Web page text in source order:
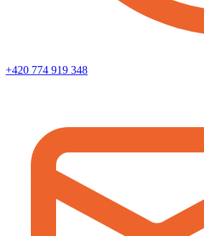
+420 774 919 348